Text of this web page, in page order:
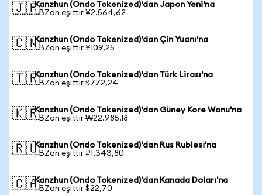
🇯🇵Kanzhun (Ondo Tokenized)'dan Japon Yeni'na
1 BZon eşittir ¥2.564,62
🇨🇳Kanzhun (Ondo Tokenized)'dan Çin Yuanı'na
1 BZon eşittir ¥109,25
🇹🇷Kanzhun (Ondo Tokenized)'dan Türk Lirası'na
1 BZon eşittir ₺772,24
🇰🇷Kanzhun (Ondo Tokenized)'dan Güney Kore Wonu'na
1 BZon eşittir ₩22.985,18
🇷🇺Kanzhun (Ondo Tokenized)'dan Rus Rublesi'na
1 BZon eşittir ₽1.343,80
🇨🇦Kanzhun (Ondo Tokenized)'dan Kanada Doları'na
1 BZon eşittir $22,70